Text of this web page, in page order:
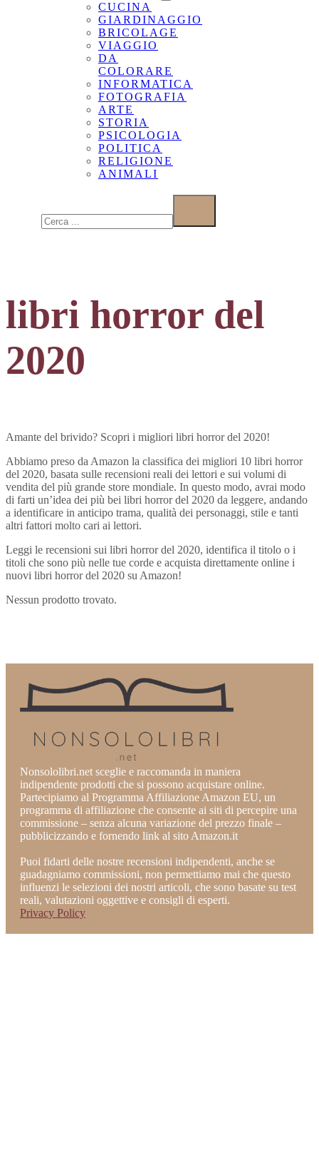
CUCINA
GIARDINAGGIO
BRICOLAGE
VIAGGIO
DA
COLORARE
INFORMATICA
FOTOGRAFIA
ARTE
STORIA
PSICOLOGIA
POLITICA
RELIGIONE
ANIMALI
libri horror del
2020
Amante del brivido? Scopri i migliori libri horror del 2020!
Abbiamo preso da Amazon la classifica dei migliori 10 libri horror
del 2020, basata sulle recensioni reali dei lettori e sui volumi di
vendita del più grande store mondiale. In questo modo, avrai modo
di farti un’idea dei più bei libri horror del 2020 da leggere, andando
a identificare in anticipo trama, qualità dei personaggi, stile e tanti
altri fattori molto cari ai lettori.
Leggi le recensioni sui libri horror del 2020, identifica il titolo o i
titoli che sono più nelle tue corde e acquista direttamente online i
nuovi libri horror del 2020 su Amazon!
Nessun prodotto trovato.
Nonsololibri.net sceglie e raccomanda in maniera
indipendente prodotti che si possono acquistare online.
Partecipiamo al Programma Affiliazione Amazon EU, un
programma di affiliazione che consente ai siti di percepire una
commissione – senza alcuna variazione del prezzo finale –
pubblicizzando e fornendo link al sito Amazon.it
Puoi fidarti delle nostre recensioni indipendenti, anche se
guadagniamo commissioni, non permettiamo mai che questo
influenzi le selezioni dei nostri articoli, che sono basate su test
reali, valutazioni oggettive e consigli di esperti.
Privacy Policy